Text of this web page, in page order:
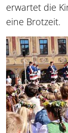
erwartet die
eine Brotzeit.